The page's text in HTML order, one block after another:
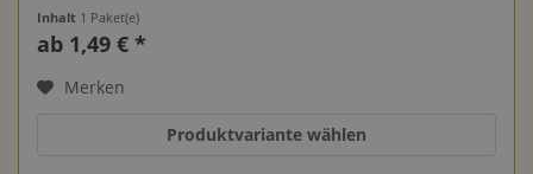
Inhalt 1 Paket(e)
ab 1,49 € *
Merken
Produktvariante wählen